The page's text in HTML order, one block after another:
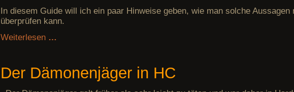
In diesem Guide will ich ein paar Hinweise geben, wie man solche
überprüfen kann.
Weiterlesen …
Der Dämonenjäger in HC